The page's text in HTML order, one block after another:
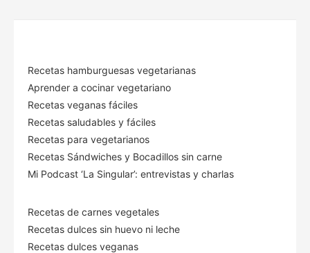
Recetas hamburguesas vegetarianas
Aprender a cocinar vegetariano
Recetas veganas fáciles
Recetas saludables y fáciles
Recetas para vegetarianos
Recetas Sándwiches y Bocadillos sin carne
Mi Podcast ‘La Singular’: entrevistas y charlas
Recetas de carnes vegetales
Recetas dulces sin huevo ni leche
Recetas dulces veganas